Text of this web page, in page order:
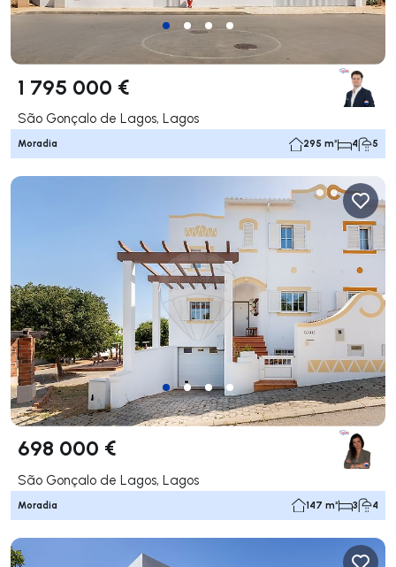
1 795 000 €
São Gonçalo de Lagos, Lagos
Moradia 295 m² 4 5
698 000 €
São Gonçalo de Lagos, Lagos
Moradia 147 m² 3 4